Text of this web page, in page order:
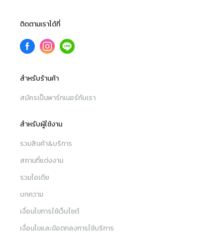
ติดตามเราได้ที่
สำหรับร้านค้า
สมัครเป็นพาร์ทเนอร์กับเรา
สำหรับผู้ใช้งาน
รวมสินค้า&บริการ
สถานที่แต่งงาน
รวมไอเดีย
บทความ
เงื่อนไขการใช้เว็บไซต์
เงื่อนไขและข้อตกลงการใช้บริการ